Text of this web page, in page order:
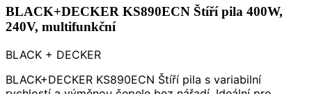
BLACK+DECKER KS890ECN Štíří pila 400W,
240V, multifunkční
BLACK + DECKER
BLACK+DECKER KS890ECN Štíří pila s variabilní